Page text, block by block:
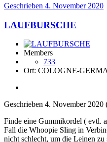
Geschrieben 4. November 2020
LAUFBURSCHE
Members
733
Ort: COLOGNE-
Geschrieben 4. November 2020
Finde eine Gummikordel ( evtl.
Fall die Whoopie Sling in
nicht schlecht, um die Leinen